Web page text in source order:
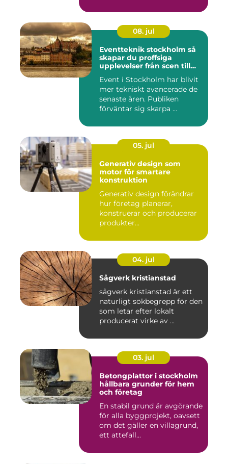
08. jul
Eventteknik stockholm så
skapar du proffsiga
upplevelser från scen till
Event i Stockholm har blivit
mer tekniskt avancerade de
senaste åren. Publiken
förväntar sig skarpa ...
05. jul
Generativ design som
motor för smartare
konstruktion
Generativ design förändrar
hur företag planerar,
konstruerar och producerar
produkter...
04. jul
Sågverk kristianstad
sågverk kristianstad är ett
naturligt sökbegrepp för den
som letar efter lokalt
producerat virke av ...
03. jul
Betongplattor i stockholm
hållbara grunder för hem
och företag
En stabil grund är avgörande
för alla byggprojekt, oavsett
om det gäller en villagrund,
ett attefall...